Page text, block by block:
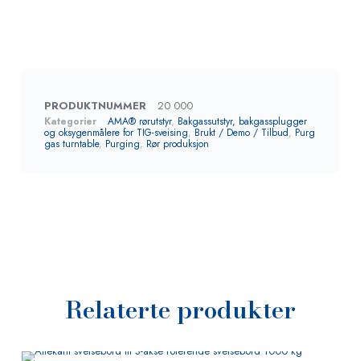
PRODUKTNUMMER 20 000
Kategorier AMA® rørutstyr, Bakgassutstyr, bakgassplugger
og oksygenmålere for TIG-sveising, Brukt / Demo / Tilbud, Purg
gas turntable, Purging, Rør produksjon
Relaterte produkter